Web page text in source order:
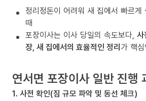
정리정돈이 어려워 새 집에서 빠르게
때
포장이사는 이사 당일의 속도보다, 사
장, 새 집에서의 효율적인 정리가 핵
연서면 포장이사 일반 진행
1. 사전 확인(짐 규모 파악 및 동선 체크)